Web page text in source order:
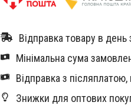
Відправка товару в
Мінімальна сума
Відправка з
Знижки для оптових